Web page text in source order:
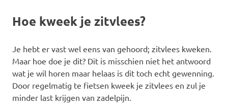
Hoe kweek je zitvlees?
Je hebt er vast wel eens van gehoord; zitvlees kweken.
Maar hoe doe je dit? Dit is misschien niet het antwoord
wat je wil horen maar helaas is dit toch echt gewenning.
Door regelmatig te fietsen kweek je zitvlees en zul je
minder last krijgen van zadelpijn.